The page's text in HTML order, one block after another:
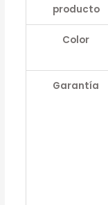
producto
Color
Garantía